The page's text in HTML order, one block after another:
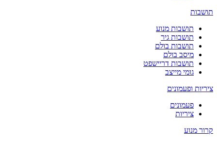
תושבות
תושבות מנוע
תושבות גיר
תושבות בולם
מיסב בולם
תושבות דריישפט
גומי מייצב
ציריות ופעמונים
פעמונים
ציריות
קרור מנוע